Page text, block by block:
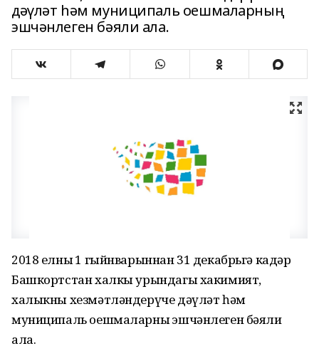
дәүләт һәм муниципаль оешмаларның
эшчәнлеген бәяли ала.
2018 елның 1 гыйнварыннан 31 декабрьгә кадәр
Башкортстан халкы урындагы хакимият,
халыкны хезмәтләндерүче дәүләт һәм
муниципаль оешмаларның эшчәнлеген бәяли
ала.